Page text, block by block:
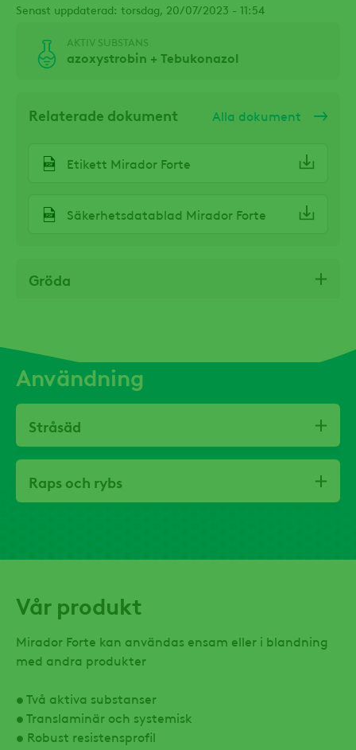
Senast uppdaterad: torsdag, 20/07/2023 - 11:54
Vår produkt
Mirador Forte kan användas ensam eller i blandning
med andra produkter
• Två aktiva substanser
• Translaminär och systemisk
• Robust resistensprofil
AKTIV SUBSTANS
azoxystrobin + Tebukonazol
Relaterade dokument Alla dokument
Etikett Mirador Forte
Säkerhetsdatablad Mirador Forte
Gröda
Användning
Stråsäd
Raps och rybs